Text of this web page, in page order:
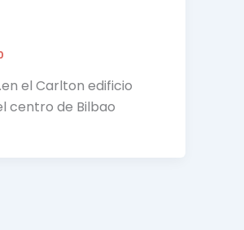
el Carlton edificio
centro de Bilbao